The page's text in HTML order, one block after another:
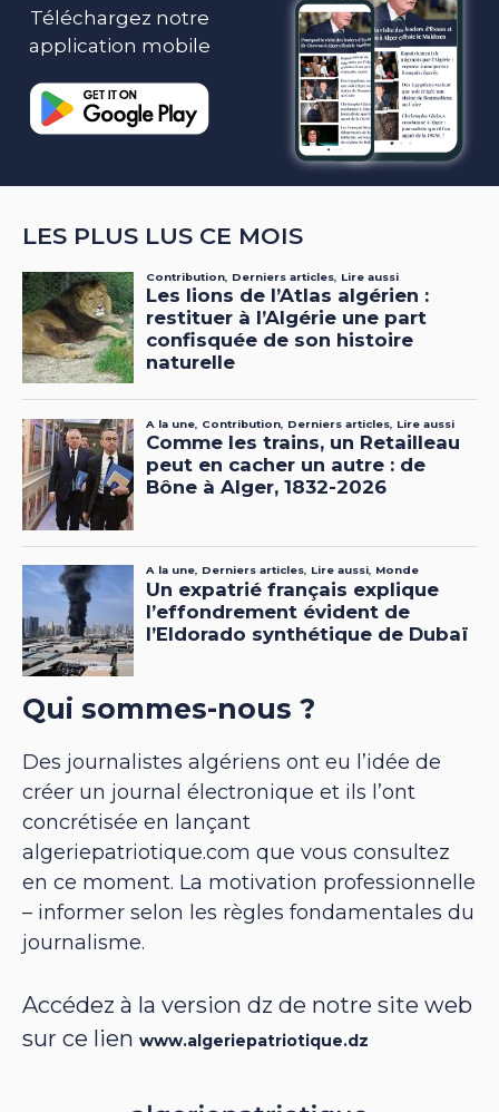
Téléchargez notre
application mobile
LES PLUS LUS CE MOIS
Qui sommes-nous ?
Des journalistes algériens ont eu l’idée de
créer un journal électronique et ils l’ont
concrétisée en lançant
algeriepatriotique.com que vous consultez
en ce moment. La motivation professionnelle
– informer selon les règles fondamentales du
journalisme.
Accédez à la version dz de notre site web
sur ce lien www.algeriepatriotique.dz